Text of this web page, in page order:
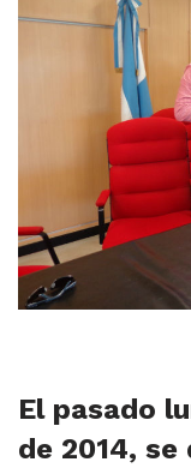
El pasado
de 2014,